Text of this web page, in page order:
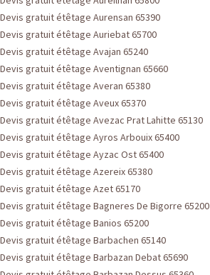
Devis gratuit étêtage Aurensan 65390
Devis gratuit étêtage Auriebat 65700
Devis gratuit étêtage Avajan 65240
Devis gratuit étêtage Aventignan 65660
Devis gratuit étêtage Averan 65380
Devis gratuit étêtage Aveux 65370
Devis gratuit étêtage Avezac Prat Lahitte 65130
Devis gratuit étêtage Ayros Arbouix 65400
Devis gratuit étêtage Ayzac Ost 65400
Devis gratuit étêtage Azereix 65380
Devis gratuit étêtage Azet 65170
Devis gratuit étêtage Bagneres De Bigorre 65200
Devis gratuit étêtage Banios 65200
Devis gratuit étêtage Barbachen 65140
Devis gratuit étêtage Barbazan Debat 65690